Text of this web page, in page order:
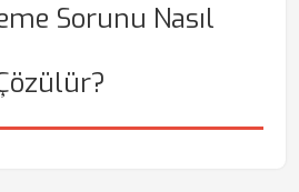
Sorunu Nasıl